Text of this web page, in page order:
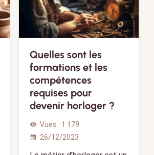
Quelles sont les
formations et les
compétences
requises pour
devenir horloger ?
visibility Vues : 1 179
calendar_month 26/12/2023